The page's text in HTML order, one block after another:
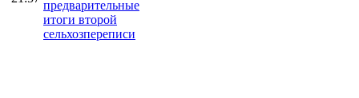
предварительные
итоги второй
сельхозпереписи